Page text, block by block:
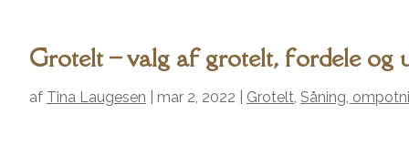
Grotelt – valg af grotelt, fordele og
af Tina Laugesen mar 2, 2022 Grotelt, Såning,